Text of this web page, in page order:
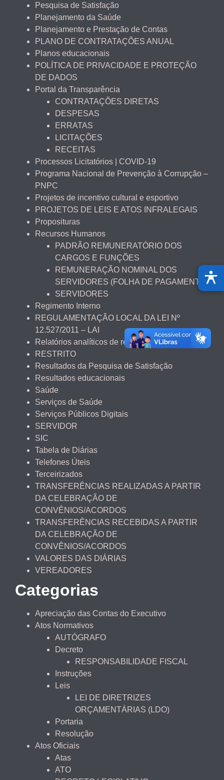
Pesquisa de Satisfação
Planejamento da Saúde
Planejamento e Prestação de Contas
PLANO DE CONTRATAÇÕES ANUAL
Planos educacionais
POLÍTICA DE PRIVACIDADE E PROTEÇÃO
DE DADOS
Portal da Transparência
CONTRATAÇÕES DIRETAS
DESPESAS
ERRATAS
LICITAÇÕES
RECEITAS
Processos Licitatórios | COVID-19
Programa Nacional de Prevenção à Corrupção –
PNPC
Projetos de incentivo cultural e esportivo
PROJETOS DE LEIS E ATOS INFRALEGAIS
Proposituras
Recursos Humanos
PADRÃO REMUNERATÓRIO DOS
CARGOS E FUNÇÕES
REMUNERAÇÃO NOMINAL DOS
SERVIDORES (FOLHA DE PAGAMENTO)
SERVIDORES
Regimento Interno
REGULAMENTAÇÃO LOCAL DA LEI Nº
12.527/2011 – LAI
Relatórios analíticos de renúncia fiscal
RESTRITO
Resultados da Pesquisa de Satisfação
Resultados educacionais
Saúde
Serviços de Saúde
Serviços Públicos Digitais
SERVIDOR
SIC
Tabela de Diárias
Telefones Úteis
Terceirizados
TRANSFERÊNCIAS REALIZADAS A PARTIR
DA CELEBRAÇÃO DE
CONVÊNIOS/ACORDOS
TRANSFERÊNCIAS RECEBIDAS A PARTIR
DA CELEBRAÇÃO DE
CONVÊNIOS/ACORDOS
VALORES DAS DIÁRIAS
VEREADORES
Categorias
Apreciação das Contas do Executivo
Atos Normativos
AUTÓGRAFO
Decreto
RESPONSABILIDADE FISCAL
Instruções
Leis
LEI DE DIRETRIZES
ORÇAMENTÁRIAS (LDO)
Portaria
Resolução
Atos Oficiais
Atas
ATO